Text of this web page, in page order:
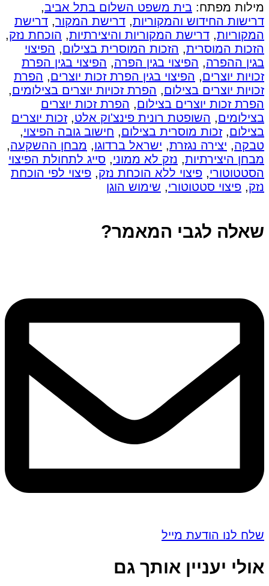
מילות מפתח: בית משפט השלום בתל אביב,
דרישות החידוש והמקוריות, דרישת המקור, דרישת
המקוריות, דרישת המקוריות והיצירתיות, הוכחת נזק,
הזכות המוסרית, הזכות המוסרית בצילום, הפיצוי
בגין ההפרה, הפיצוי בגין הפרה, הפיצוי בגין הפרת
זכויות יוצרים, הפיצוי בגין הפרת זכות יוצרים, הפרת
זכויות יוצרים בצילום, הפרת זכויות יוצרים בצילומים,
הפרת זכות יוצרים בצילום, הפרת זכות יוצרים
בצילומים, השופטת רונית פינצ'וק אלט,זכות יוצרים
בצילום,זכות מוסרית בצילום, חישוב גובה הפיצוי,
טבקה, יצירה נגזרת, ישראל ברדוגו, מבחן ההשקעה,
מבחן היצירתיות, נזק לא ממוני, סייג לתחולת הפיצוי
הסטטוטורי, פיצוי ללא הוכחת נזק, פיצוי לפי הוכחת
נזק, פיצוי סטטוטורי, שימוש הוגן
שאלה לגבי המאמר?
שלח לנו הודעת מייל
אולי יעניין אותך גם